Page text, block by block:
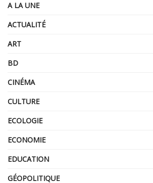
A LA UNE
ACTUALITÉ
ART
BD
CINÉMA
CULTURE
ECOLOGIE
ECONOMIE
EDUCATION
GÉOPOLITIQUE